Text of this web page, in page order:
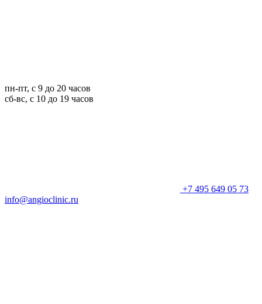
пн-пт, с 9 до 20 часов
сб-вс, с 10 до 19 часов
+7 495 649 05 73
info@angioclinic.ru